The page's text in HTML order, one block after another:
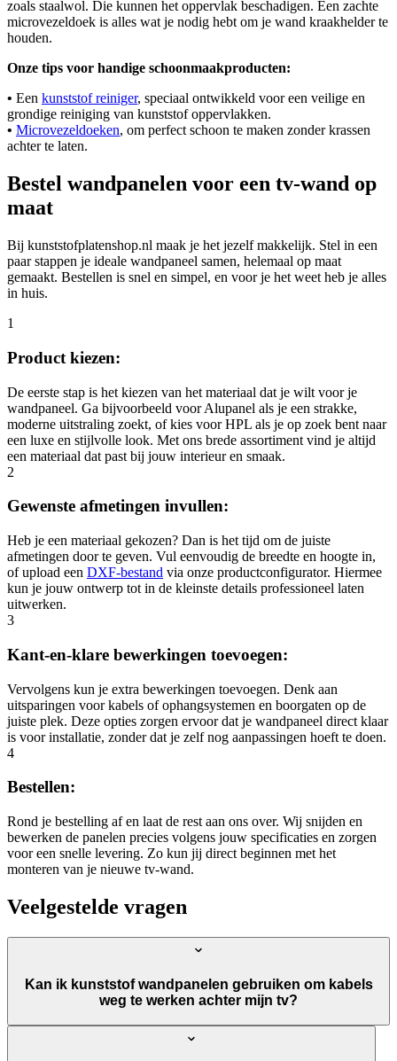
zoals staalwol. Die kunnen het oppervlak beschadigen. Een zachte
microvezeldoek is alles wat je nodig hebt om je wand kraakhelder te
houden.
Onze tips voor handige schoonmaakproducten:
• Een kunststof reiniger, speciaal ontwikkeld voor een veilige en
grondige reiniging van kunststof oppervlakken.
• Microvezeldoeken, om perfect schoon te maken zonder krassen
achter te laten.
Bestel wandpanelen voor een tv-wand op
maat
Bij kunststofplatenshop.nl maak je het jezelf makkelijk. Stel in een
paar stappen je ideale wandpaneel samen, helemaal op maat
gemaakt. Bestellen is snel en simpel, en voor je het weet heb je alles
in huis.
1
Product kiezen:
De eerste stap is het kiezen van het materiaal dat je wilt voor je
wandpaneel. Ga bijvoorbeeld voor Alupanel als je een strakke,
moderne uitstraling zoekt, of kies voor HPL als je op zoek bent naar
een luxe en stijlvolle look. Met ons brede assortiment vind je altijd
een materiaal dat past bij jouw interieur en smaak.
2
Gewenste afmetingen invullen:
Heb je een materiaal gekozen? Dan is het tijd om de juiste
afmetingen door te geven. Vul eenvoudig de breedte en hoogte in,
of upload een DXF-bestand via onze productconfigurator. Hiermee
kun je jouw ontwerp tot in de kleinste details professioneel laten
uitwerken.
3
Kant-en-klare bewerkingen toevoegen:
Vervolgens kun je extra bewerkingen toevoegen. Denk aan
uitsparingen voor kabels of ophangsystemen en boorgaten op de
juiste plek. Deze opties zorgen ervoor dat je wandpaneel direct klaar
is voor installatie, zonder dat je zelf nog aanpassingen hoeft te doen.
4
Bestellen:
Rond je bestelling af en laat de rest aan ons over. Wij snijden en
bewerken de panelen precies volgens jouw specificaties en zorgen
voor een snelle levering. Zo kun jij direct beginnen met het
monteren van je nieuwe tv-wand.
Veelgestelde vragen
Kan ik kunststof wandpanelen gebruiken om kabels
weg te werken achter mijn tv?